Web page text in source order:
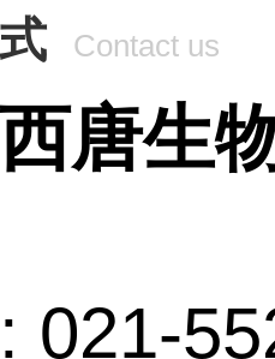
Contact us
唐生
021-